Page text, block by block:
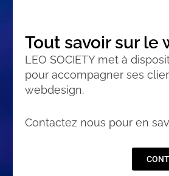
Tout savoir sur le
LEO SOCIETY met à
pour accompagner ses
webdesign.
Contactez nous pour en